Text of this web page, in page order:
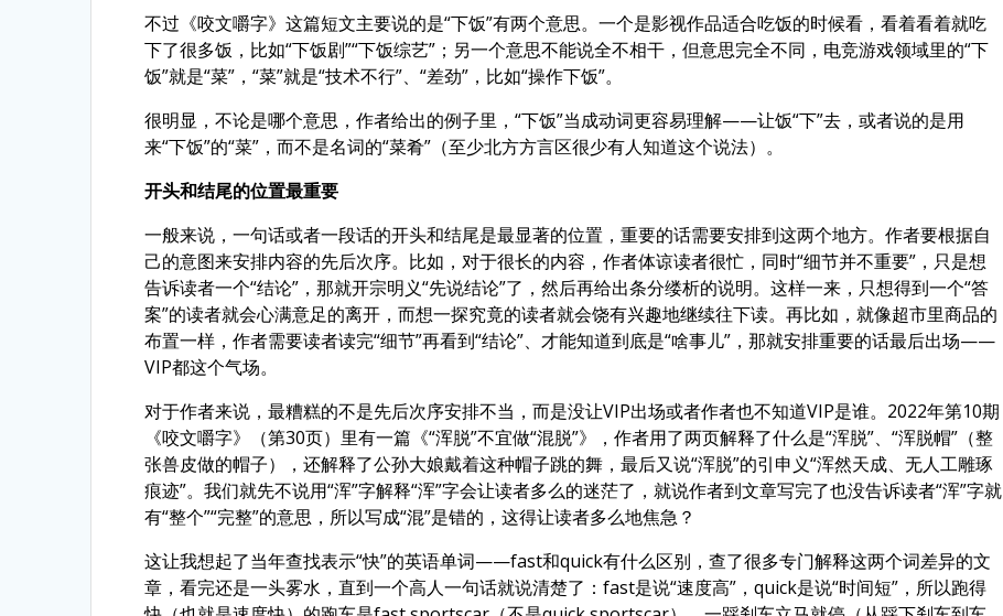
不过《咬文嚼字》这篇短文主要说的是“下饭”有两个意思。一个是影视作品适合吃饭的时候看，看着看着就吃
下了很多饭，比如“下饭剧”“下饭综艺”；另一个意思不能说全不相干，但意思完全不同，电竞游戏领域里的“下
饭”就是“菜”，“菜”就是“技术不行”、“差劲”，比如“操作下饭”。
很明显，不论是哪个意思，作者给出的例子里，“下饭”当成动词更容易理解——让饭“下”去，或者说的是用
来“下饭”的“菜”，而不是名词的“菜肴”（至少北方方言区很少有人知道这个说法）。
开头和结尾的位置最重要
一般来说，一句话或者一段话的开头和结尾是最显著的位置，重要的话需要安排到这两个地方。作者要根据自
己的意图来安排内容的先后次序。比如，对于很长的内容，作者体谅读者很忙，同时“细节并不重要”，只是想
告诉读者一个“结论”，那就开宗明义“先说结论”了，然后再给出条分缕析的说明。这样一来，只想得到一个“答
案”的读者就会心满意足的离开，而想一探究竟的读者就会饶有兴趣地继续往下读。再比如，就像超市里商品的
布置一样，作者需要读者读完“细节”再看到“结论”、才能知道到底是“啥事儿”，那就安排重要的话最后出场——
VIP都这个气场。
对于作者来说，最糟糕的不是先后次序安排不当，而是没让VIP出场或者作者也不知道VIP是谁。2022年第10期
《咬文嚼字》（第30页）里有一篇《“浑脱”不宜做“混脱”》，作者用了两页解释了什么是“浑脱”、“浑脱帽”（整
张兽皮做的帽子），还解释了公孙大娘戴着这种帽子跳的舞，最后又说“浑脱”的引申义“浑然天成、无人工雕琢
痕迹”。我们就先不说用“浑”字解释“浑”字会让读者多么的迷茫了，就说作者到文章写完了也没告诉读者“浑”字就
有“整个”“完整”的意思，所以写成“混”是错的，这得让读者多么地焦急？
这让我想起了当年查找表示“快”的英语单词——fast和quick有什么区别，查了很多专门解释这两个词差异的文
章，看完还是一头雾水，直到一个高人一句话就说清楚了：fast是说“速度高”，quick是说“时间短”，所以跑得